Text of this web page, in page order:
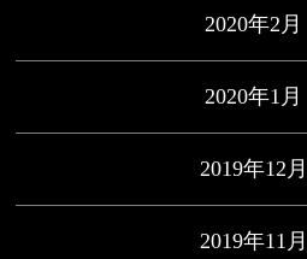
2020年2月
2020年1月
2019年12月
2019年11月